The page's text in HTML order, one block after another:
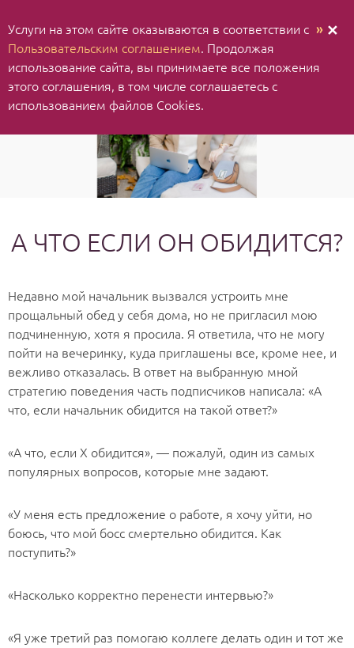
А ЧТО ЕСЛИ ОН ОБИДИТСЯ?
Недавно мой начальник вызвался устроить мне
прощальный обед у себя дома, но не пригласил мою
подчиненную, хотя я просила. Я ответила, что не могу
пойти на вечеринку, куда приглашены все, кроме нее, и
вежливо отказалась. В ответ на выбранную мной
стратегию поведения часть подписчиков написала: «А
что, если начальник обидится на такой ответ?»
«А что, если Х обидится», — пожалуй, один из самых
популярных вопросов, которые мне задают.
«У меня есть предложение о работе, я хочу уйти, но
боюсь, что мой босс смертельно обидится. Как
поступить?»
«Насколько корректно перенести интервью?»
«Я уже третий раз помогаю коллеге делать один и тот же
Услуги на этом сайте оказываются в соответствии с »
Пользовательским соглашением. Продолжая
использование cайта, вы принимаете все положения
этого соглашения, в том числе соглашаетесь с
использованием файлов Cookies.
✕